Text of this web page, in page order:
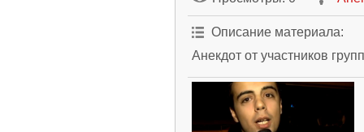
Описание материала:
Анекдот от участников